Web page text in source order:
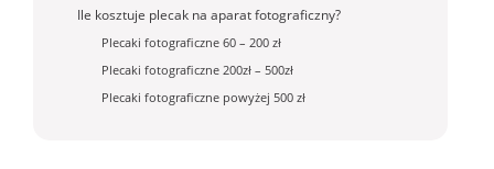
Ile kosztuje plecak na aparat fotograficzny?
Plecaki fotograficzne 60 – 200 zł
Plecaki fotograficzne 200zł – 500zł
Plecaki fotograficzne powyżej 500 zł